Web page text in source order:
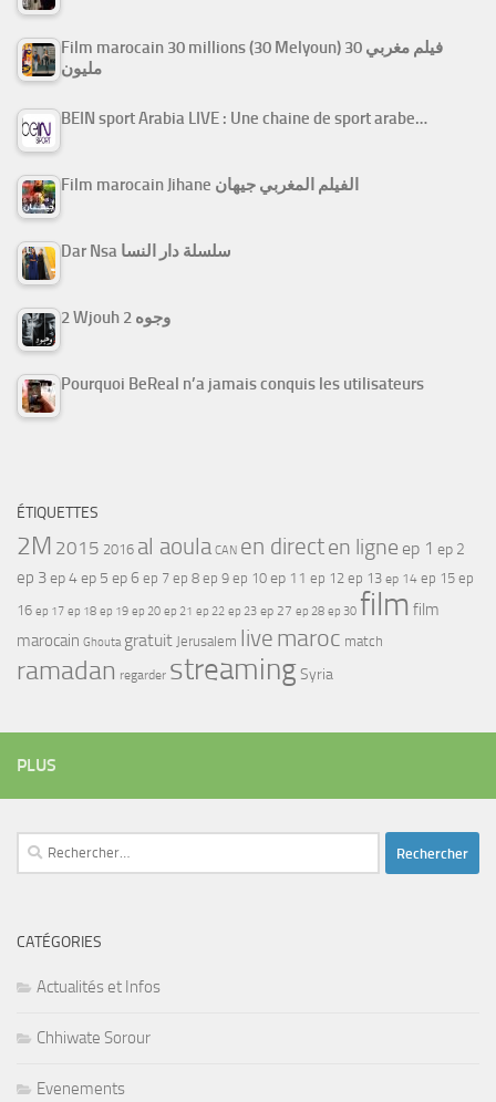
Film marocain 30 millions (30 Melyoun) فيلم مغربي 30
مليون
BEIN sport Arabia LIVE : Une chaine de sport arabe…
Film marocain Jihane الفيلم المغربي جيهان
Dar Nsa سلسلة دار النسا
2 Wjouh 2 وجوه
Pourquoi BeReal n’a jamais conquis les utilisateurs
ÉTIQUETTES
2M 2015 2016 al aoula CAN en directen ligne ep 1 ep 2
ep 3ep 4ep 5 ep 6 ep 7 ep 8 ep 9 ep 10 ep 11 ep 12 ep 13 ep 14 ep 15 ep
16 ep 17 ep 18 ep 19 ep 20 ep 21 ep 22 ep 23 ep 27 ep 28 ep 30 film film
marocain Ghouta gratuit Jerusalem live maroc match
ramadan regarder streamingSyria
PLUS
Rechercher :
CATÉGORIES
Actualités et Infos
Chhiwate Sorour
Evenements